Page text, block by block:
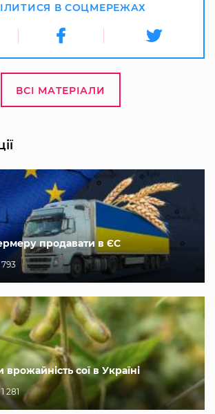
В СОЦМЕРЕЖАХ
ВСІ МАТЕРІАЛИ
продавати в ЄС
793
сої в Україні
1 281